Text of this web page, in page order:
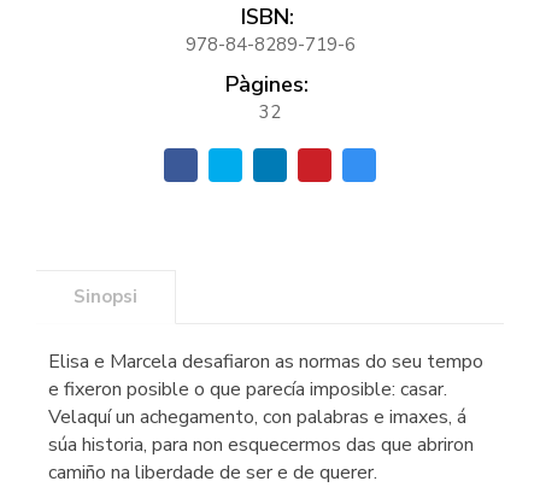
ISBN:
978-84-8289-719-6
Pàgines:
32
Sinopsi
Elisa e Marcela desafiaron as normas do seu tempo
e fixeron posible o que parecía imposible: casar.
Velaquí un achegamento, con palabras e imaxes, á
súa historia, para non esquecermos das que abriron
camiño na liberdade de ser e de querer.